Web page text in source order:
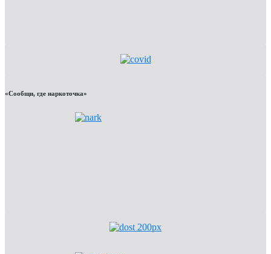
«Сообщи, где наркоточка»